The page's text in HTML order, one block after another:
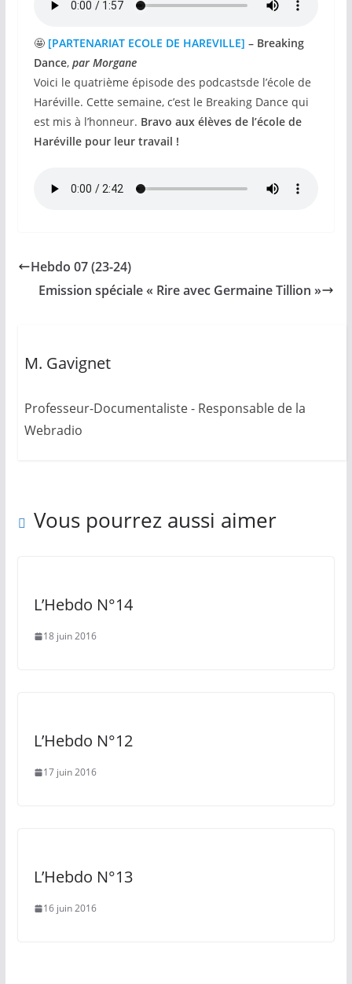
🤩 [PARTENARIAT ECOLE DE HAREVILLE] – Breaking
Dance, parMorgane
Voici le quatrième épisode des podcastsde l’école de
Haréville. Cette semaine, c’est le Breaking Dance qui
est mis à l’honneur. Bravo aux élèves de l’école de
Haréville pour leur travail !
Hebdo 07 (23-24)
Emission spéciale « Rire avec Germaine Tillion »
M. Gavignet
Professeur-Documentaliste - Responsable de la
Webradio
Vous pourrez aussi aimer
L’Hebdo N°14
18 juin 2016
L’Hebdo N°12
17 juin 2016
L’Hebdo N°13
16 juin 2016